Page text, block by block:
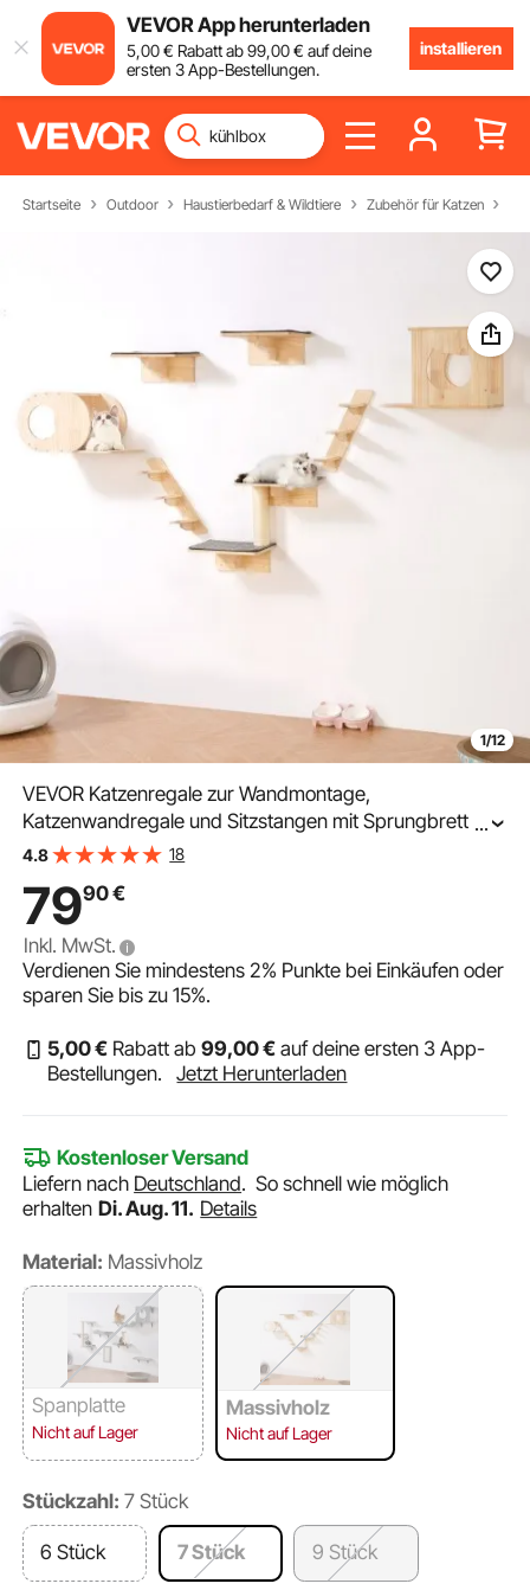
VEVOR App herunterladen
5,00€ Rabatt ab99,00€ auf deine
ersten 3 App-Bestellungen.
installieren
Startseite Outdoor Haustierbedarf & Wildtiere Zubehör für Katzen
1/12
VEVOR Katzenregale zur Wandmontage,
Katzenwandregale und Sitzstangen mit Sprungbrettern,
Katzenbetten, Hängematten und Katzenbaum,
Spielen, Klettern, 7er-Set
...
4.8 18
7990€
Inkl. MwSt.
Verdienen Sie mindestens2% Punkte bei Einkäufen oder
sparen Sie bis zu15%.
5,00€ Rabatt ab99,00€ auf deine ersten 3 App-
Bestellungen.
Jetzt Herunterladen
Kostenloser Versand
Liefern nach Deutschland.So schnell wie möglich
erhalten Di. Aug. 11. Details
Material: Massivholz
Spanplatte
Nicht auf Lager
Massivholz
Nicht auf Lager
Stückzahl: 7 Stück
6 Stück 7 Stück 9 Stück